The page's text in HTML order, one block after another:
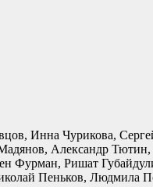
Инна Чурикова,
Александр
Фурман, Ришат
Пеньков, Людмила